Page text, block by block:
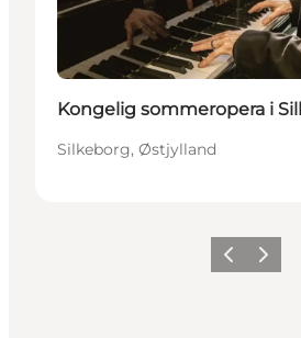
Kongelig sommeropera i
Silkeborg, Østjylland
ForrigeNæste